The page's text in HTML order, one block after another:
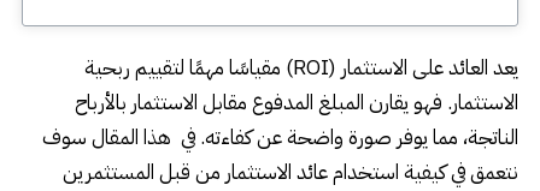
يعد العائد على الاستثمار (ROI) مقياسًا مهمًا لتقييم ربحية
الاستثمار. فهو يقارن المبلغ المدفوع مقابل الاستثمار بالأرباح
الناتجة، مما يوفر صورة واضحة عن كفاءته. في هذا المقال سوف
نتعمق في كيفية استخدام عائد الاستثمار من قبل المستثمرين